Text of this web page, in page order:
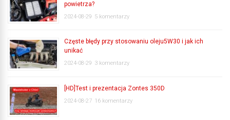
powietrza?
2024-08-29 5 komentarzy
Częste błędy przy stosowaniu oleju5W30 i jak ich
unikać
2024-08-29 3 komentarzy
[HD]Test i prezentacja Zontes 350D
2024-08-27 16 komentarzy